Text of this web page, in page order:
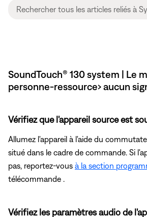
SoundTouch® 130 system | Le
personne-ressource› aucun
Vérifiez que l'appareil source est
Allumez l'appareil à l'aide du
situé dans le cadre de commande. Si
pas, reportez-vous à la section
télécommande .
Vérifiez les paramètres audio de